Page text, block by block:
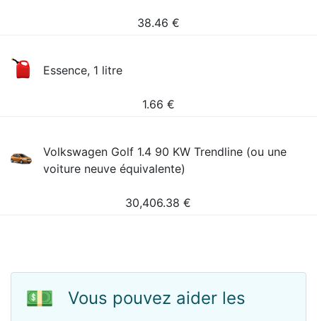
38.46 €
Essence, 1 litre
1.66 €
Volkswagen Golf 1.4 90 KW Trendline (ou une
voiture neuve équivalente)
30,406.38 €
💵
Vous pouvez aider les